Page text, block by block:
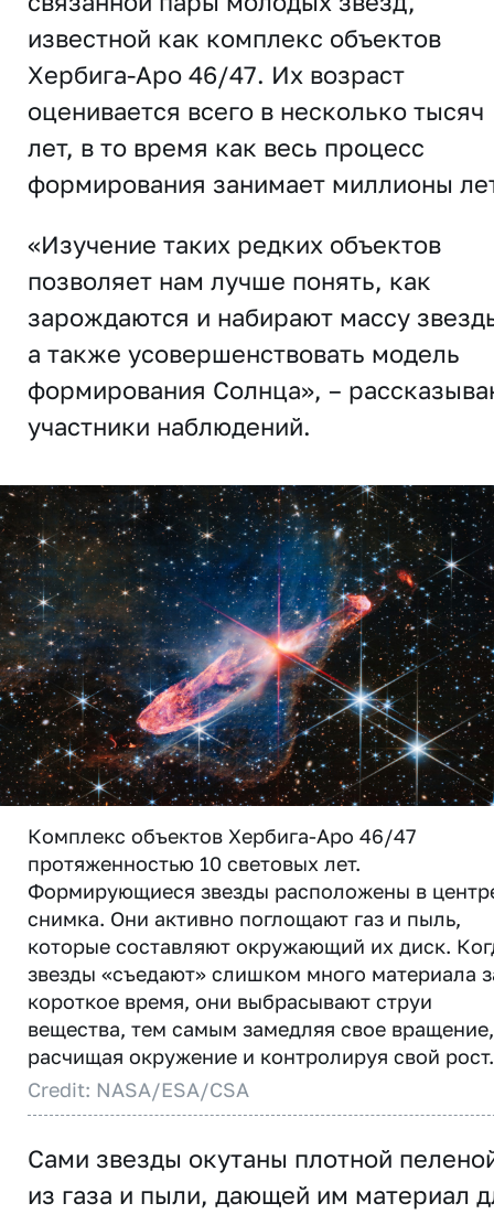
известной как комплекс объектов
Хербига-Аро 46/47. Их возраст
оценивается всего в несколько тысяч
лет, в то время как весь процесс
формирования занимает миллионы
«Изучение таких редких объектов
позволяет нам лучше понять, как
зарождаются и набирают массу
а также усовершенствовать модель
формирования Солнца», –
участники наблюдений.
Комплекс объектов Хербига-Аро 46/47
протяженностью 10 световых лет.
Формирующиеся звезды расположены в
снимка. Они активно поглощают газ и пыль,
которые составляют окружающий их диск.
звезды «съедают» слишком много материала
короткое время, они выбрасывают струи
вещества, тем самым замедляя свое вращение,
расчищая окружение и контролируя свой рост.
Credit: NASA/ESA/CSA
Сами звезды окутаны плотной
из газа и пыли, дающей им материал